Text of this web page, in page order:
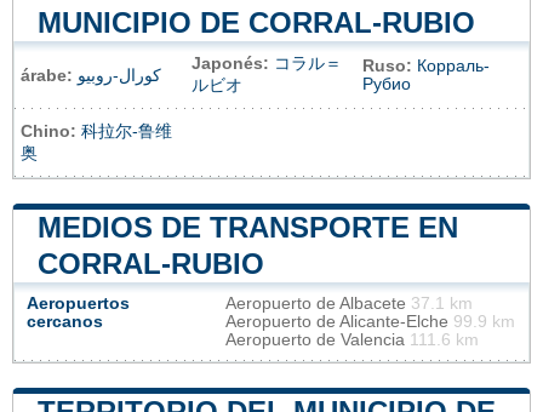
MUNICIPIO DE CORRAL-RUBIO
árabe: كورال-روبيو
Japonés: コラル＝
ルビオ
Ruso: Корраль-
Рубио
Chino: 科拉尔-鲁维
奥
MEDIOS DE TRANSPORTE EN
CORRAL-RUBIO
Aeropuertos
cercanos
Aeropuerto de Albacete 37.1 km
Aeropuerto de Alicante-Elche 99.9 km
Aeropuerto de Valencia 111.6 km